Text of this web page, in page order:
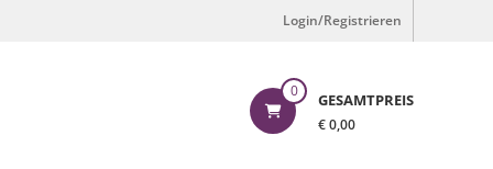
Login/Registrieren
0 GESAMTPREIS
€ 0,00